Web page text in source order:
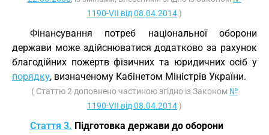
1190-VII від 08.04.2014)
Фінансування потреб національної оборони
держави може здійснюватися додатково за рахунок
благодійних пожертв фізичних та юридичних осіб у
порядку, визначеному Кабінетом Міністрів України.
( Статтю 2 доповнено частиною згідно із Законом №
1190-VII від 08.04.2014)
Стаття 3. Підготовка держави до оборони